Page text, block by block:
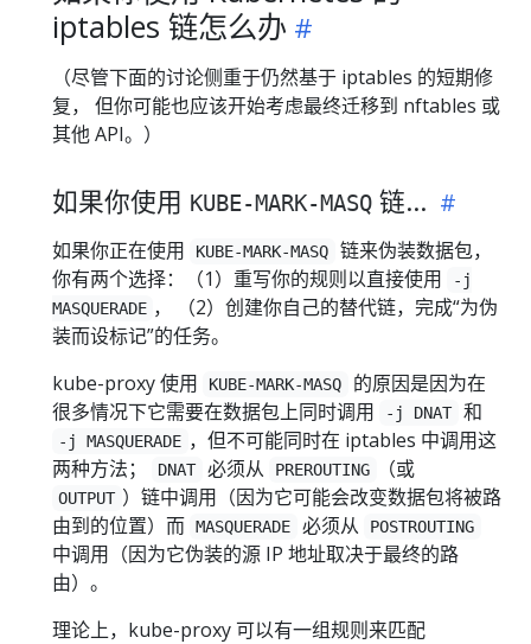
iptables 链怎么办
（尽管下面的讨论侧重于仍然基于 iptables 的短期修
复， 但你可能也应该开始考虑最终迁移到 nftables 或
其他 API。）
如果你使用 KUBE-MARK-MASQ 链...
如果你正在使用 KUBE-MARK-MASQ
链来伪装数据包，
你有两个选择：（1）重写你的规则以直接使用
-j
MASQUERADE ， （2）创建你自己的替代链，完成“为伪
装而设标记”的任务。
kube-proxy 使用
KUBE-MARK-MASQ
的原因是因为在
很多情况下它需要在数据包上同时调用
-j DNAT 和
-j MASQUERADE ，但不可能同时在 iptables 中调用这
两种方法；
DNAT 必须从 PREROUTING （或
OUTPUT ）链中调用（因为它可能会改变数据包将被路
由到的位置）而 MASQUERADE 必须从 POSTROUTING
中调用（因为它伪装的源 IP 地址取决于最终的路
由）。
理论上，kube-proxy 可以有一组规则来匹配